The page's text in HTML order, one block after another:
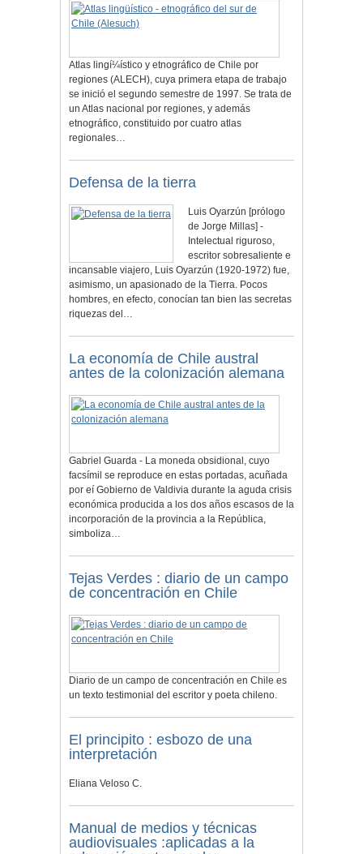
Atlas lingí¼ístico y etnográfico de Chile por
regiones (ALECH), cuya primera etapa de trabajo
se inició el segundo semestre de 1997. Se trata de
un Atlas nacional por regiones, y además
etnográfico, constituido por cuatro atlas
regionales…
Defensa de la tierra
Luis Oyarzún [prólogo
de Jorge Millas] -
Intelectual riguroso,
escritor sobresaliente e
incansable viajero, Luis Oyarzún (1920-1972) fue,
asimismo, un apasionado de la Tierra. Pocos
hombres, en efecto, conocían tan bien las secretas
riquezas del…
La economía de Chile austral
antes de la colonización alemana
Gabriel Guarda - La moneda obsidional, cuyo
facsímil se reproduce en estas portadas, acuñada
por eí Gobierno de Valdivia durante la aguda crisis
económica producida a los dos años escasos de la
incorporación de la provincia a la República,
simboliza…
Tejas Verdes : diario de un campo
de concentración en Chile
Diario de un campo de concentración en Chile es
un texto testimonial del escritor y poeta chileno.
El principito : esbozo de una
interpretación
Eliana Veloso C.
Manual de medios y técnicas
audiovisuales :aplicadas a la